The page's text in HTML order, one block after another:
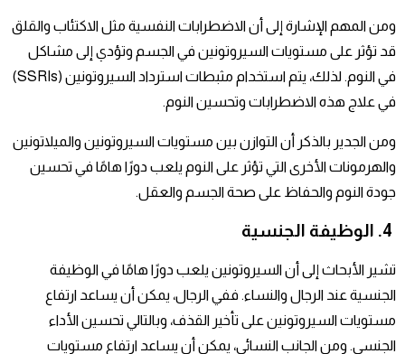
ومن المهم الإشارة إلى أن الاضطرابات النفسية مثل الاكتئاب والقلق
قد تؤثر على مستويات السيروتونين في الجسم وتؤدي إلى مشاكل
في النوم. لذلك، يتم استخدام مثبطات استرداد السيروتونين (SSRIs)
في علاج هذه الاضطرابات وتحسين النوم.
ومن الجدير بالذكر أن التوازن بين مستويات السيروتونين والميلاتونين
والهرمونات الأخرى التي تؤثر على النوم يلعب دورًا هامًا في تحسين
جودة النوم والحفاظ على صحة الجسم والعقل.
تشير الأبحاث إلى أن السيروتونين يلعب دورًا هامًا في الوظيفة
الجنسية عند الرجال والنساء. ففي الرجال، يمكن أن يساعد ارتفاع
مستويات السيروتونين على تأخير القذف، وبالتالي تحسين الأداء
الجنسي. ومن الجانب النسائي، يمكن أن يساعد ارتفاع مستويات